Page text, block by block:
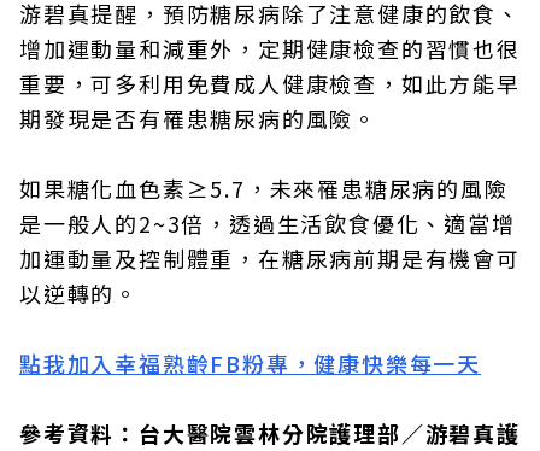
游碧真提醒，預防糖尿病除了注意健康的飲食、
增加運動量和減重外，定期健康檢查的習慣也很
重要，可多利用免費成人健康檢查，如此方能早
期發現是否有罹患糖尿病的風險。
如果糖化血色素≥5.7，未來罹患糖尿病的風險
是一般人的2~3倍，透過生活飲食優化、適當增
加運動量及控制體重，在糖尿病前期是有機會可
以逆轉的。
點我加入幸福熟齡FB粉專，健康快樂每一天
參考資料：台大醫院雲林分院護理部／游碧真護